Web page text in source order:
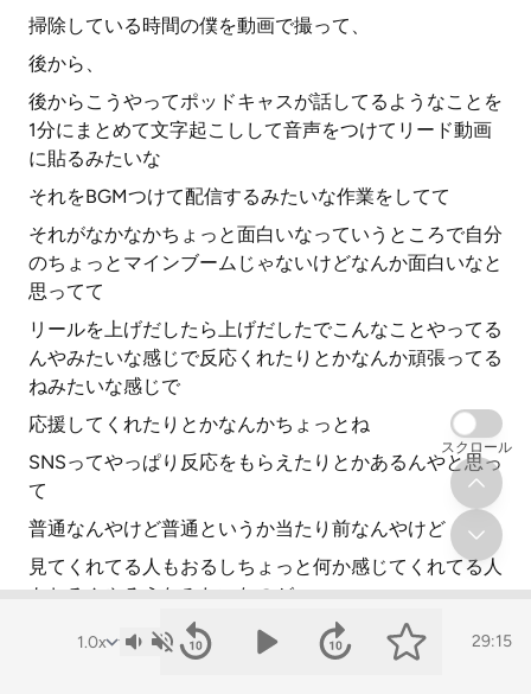
掃除している時間の僕を動画で撮って、
後から、
後からこうやってポッドキャスが話してるようなことを
1分にまとめて文字起こしして音声をつけてリード動画
に貼るみたいな
それをBGMつけて配信するみたいな作業をしてて
それがなかなかちょっと面白いなっていうところで自分
のちょっとマインブームじゃないけどなんか面白いなと
思ってて
リールを上げだしたら上げだしたでこんなことやってる
んやみたいな感じで反応くれたりとかなんか頑張ってる
ねみたいな感じで
応援してくれたりとかなんかちょっとね
SNSってやっぱり反応をもらえたりとかあるんやと思っ
て
普通なんやけど普通というか当たり前なんやけど
見てくれてる人もおるしちょっと何か感じてくれてる人
もおるんやろうなみたいなのが
肌触りはあんまないけどなんか空気感でちょっとそうい
うところ感じられるみたいなところが
29:15
スクロール